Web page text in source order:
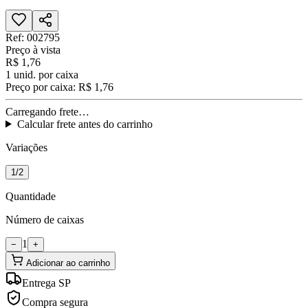
Ref: 002795
Preço à vista
R$ 1,76
1 unid. por caixa
Preço por caixa: R$ 1,76
Carregando frete…
Calcular frete antes do carrinho
Variações
1/2
Quantidade
Número de caixas
− 1
+
Adicionar ao carrinho
Entrega SP
Compra segura